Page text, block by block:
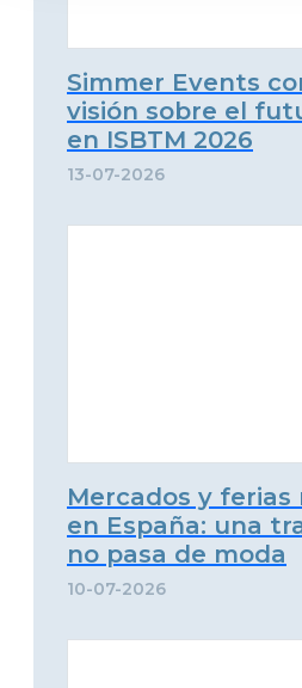
Simmer Events
visión sobre el
en ISBTM 2026
13-07-2026
Mercados y ferias
en España: una
no pasa de moda
10-07-2026